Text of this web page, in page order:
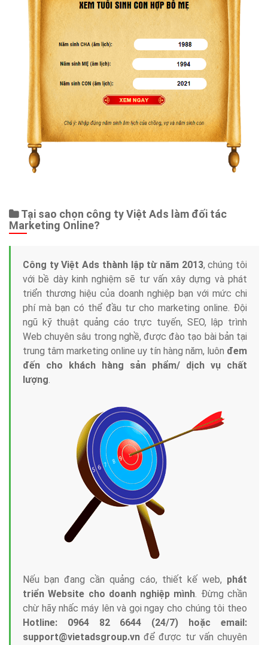
Tại sao chọn công ty Việt Ads làm đối tác
Marketing Online?
Công ty Việt Ads thành lập từ năm 2013, chúng tôi
với bề dày kinh nghiệm sẽ tư vấn xây dựng và phát
triển thương hiệu của doanh nghiệp bạn với mức chi
phí mà bạn có thể đầu tư cho marketing online. Đội
ngũ kỹ thuật quảng cáo trực tuyến, SEO, lập trình
Web chuyên sâu trong nghề, được đào tạo bài bản tại
trung tâm marketing online uy tín hàng năm, luôn đem
đến cho khách hàng sản phẩm/ dịch vụ chất
lượng.
Nếu bạn đang cần quảng cáo, thiết kế web, phát
triển Website cho doanh nghiệp mình. Đừng chần
chừ hãy nhấc máy lên và gọi ngay cho chúng tôi theo
Hotline: 0964 82 6644 (24/7) hoặc email:
support@vietadsgroup.vn để được tư vấn chuyên